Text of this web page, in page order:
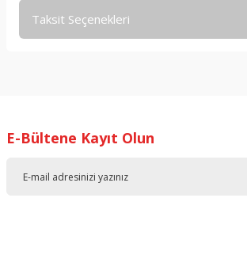
Taksit Seçenekleri
E-Bültene Kayıt Olun